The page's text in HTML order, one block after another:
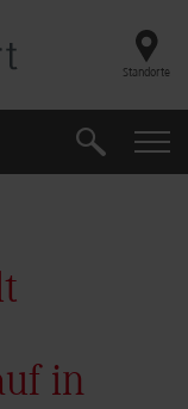
Standorte
Suche
in